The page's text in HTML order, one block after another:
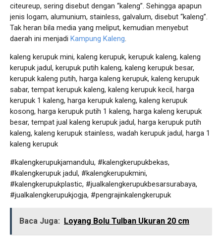
citeureup, sering disebut dengan “kaleng”. Sehingga apapun
jenis logam, alumunium, stainless, galvalum, disebut “kaleng”.
Tak heran bila media yang meliput, kemudian menyebut
daerah ini menjadi Kampung Kaleng.
kaleng kerupuk mini, kaleng kerupuk, kerupuk kaleng, kaleng
kerupuk jadul, kerupuk putih kaleng, kaleng kerupuk besar,
kerupuk kaleng putih, harga kaleng kerupuk, kaleng kerupuk
sabar, tempat kerupuk kaleng, kaleng kerupuk kecil, harga
kerupuk 1 kaleng, harga kerupuk kaleng, kaleng kerupuk
kosong, harga kerupuk putih 1 kaleng, harga kaleng kerupuk
besar, tempat jual kaleng kerupuk jadul, harga kerupuk putih
kaleng, kaleng kerupuk stainless, wadah kerupuk jadul, harga 1
kaleng kerupuk
#kalengkerupukjamandulu, #kalengkerupukbekas,
#kalengkerupuk jadul, #kalengkerupukmini,
#kalengkerupukplastic, #jualkalengkerupukbesarsurabaya,
#jualkalengkerupukjogja, #pengrajinkalengkerupuk
Baca Juga: Loyang Bolu Tulban Ukuran 20 cm